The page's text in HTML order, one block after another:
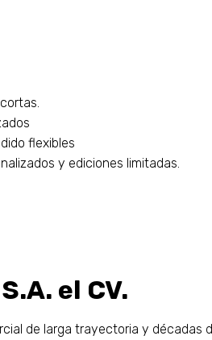
flexibles
y ediciones limitadas.
el CV.
de larga trayectoria y décadas